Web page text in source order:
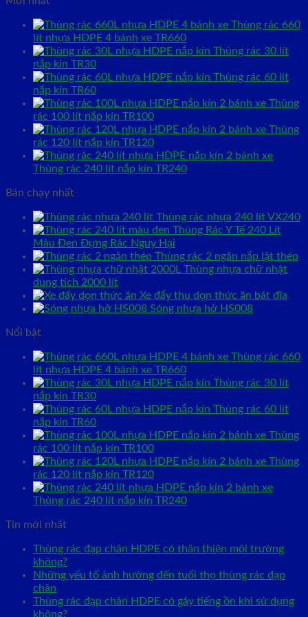
Thùng rác 660
lít nhựa HDPE 4 bánh xe TR660
Thùng rác 30 lít
nắp kín TR30
Thùng rác 60 lít
nắp kín TR60
Thùng
rác 100 lít nắp kín TR100
Thùng
rác 120 lít nắp kín TR120
Thùng rác 240 lít nắp kín TR240
Bán chạy nhất
Thùng rác nhựa 240 lít VX240
Thùng Rác Y Tế 240 Lít
Màu Đen Đựng Rác Nguy Hại
Thùng rác 2 ngăn nắp lật thép
Thùng nhựa chữ nhật
dung tích 2000 lít
Xe đẩy thu dọn thức ăn bát đĩa
Sóng nhựa hở HS008
Nổi bật
Thùng rác 660
lít nhựa HDPE 4 bánh xe TR660
Thùng rác 30 lít
nắp kín TR30
Thùng rác 60 lít
nắp kín TR60
Thùng
rác 100 lít nắp kín TR100
Thùng
rác 120 lít nắp kín TR120
Thùng rác 240 lít nắp kín TR240
Tin mới nhất
Thùng rác đạp chân HDPE có thân thiện môi trường
không?
Những yếu tố ảnh hưởng đến tuổi thọ thùng rác đạp
chân
Thùng rác đạp chân HDPE có gây tiếng ồn khi sử dụng
không?